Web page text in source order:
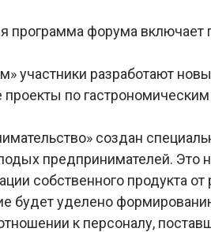
программа форума включает
участники разработают
проекты по
создан
предпринимателей. Это
собственного продукта
будет уделено
к персоналу,